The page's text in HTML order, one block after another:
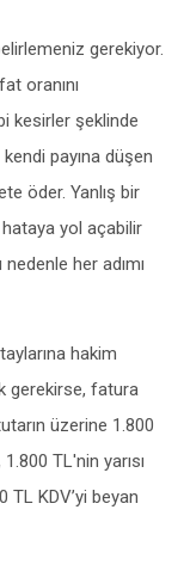
gerekiyor.
oranını
kesirler şeklinde
payına düşen
öder. Yanlış bir
yol açabilir
her adımı
hakim
gerekirse, fatura
üzerine 1.800
TL'nin yarısı
TL KDV’yi beyan